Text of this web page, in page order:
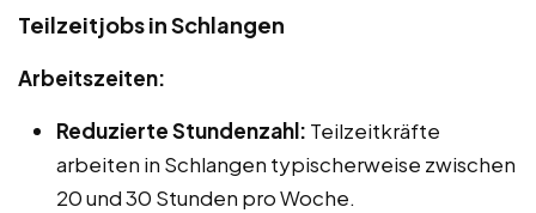
Teilzeitjobs in Schlangen
Arbeitszeiten:
Reduzierte Stundenzahl: Teilzeitkräfte
arbeiten in Schlangen typischerweise zwischen
20 und 30 Stunden pro Woche.